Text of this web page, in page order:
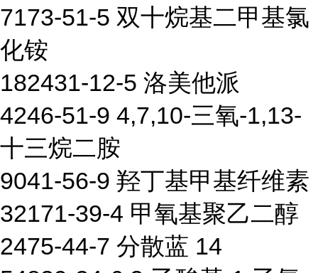
7173-51-5 双十烷基二甲基氯
化铵
182431-12-5 洛美他派
4246-51-9 4,7,10-三氧-1,13-
十三烷二胺
9041-56-9 羟丁基甲基纤维素
32171-39-4 甲氧基聚乙二醇
2475-44-7 分散蓝 14